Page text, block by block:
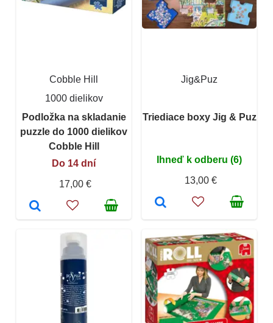
Cobble Hill
1000 dielikov
Podložka na skladanie
puzzle do 1000 dielikov
Cobble Hill
Do 14 dní
17,00 €
Jig&Puz
Triediace boxy Jig & Puz
Ihneď k odberu (6)
13,00 €